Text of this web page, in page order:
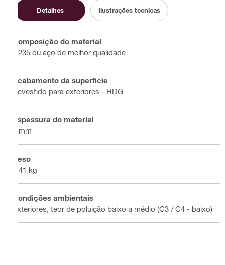
Detalhes Ilustrações técnicas
Composição do material
Q235 ou aço de melhor qualidade
Acabamento da superfície
Revestido para exteriores - HDG
Espessura do material
4 mm
Peso
0.41 kg
Condições ambientais
Exteriores, teor de poluição baixo a médio (C3 / C4 - baixo)